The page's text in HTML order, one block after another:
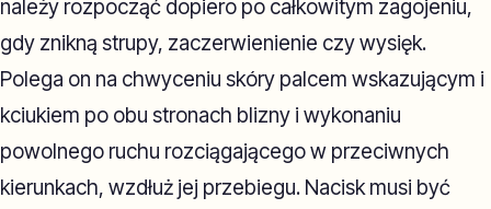
należy rozpocząć dopiero po całkowitym zagojeniu,
gdy znikną strupy, zaczerwienienie czy wysięk.
Polega on na chwyceniu skóry palcem wskazującym i
kciukiem po obu stronach blizny i wykonaniu
powolnego ruchu rozciągającego w przeciwnych
kierunkach, wzdłuż jej przebiegu. Nacisk musi być